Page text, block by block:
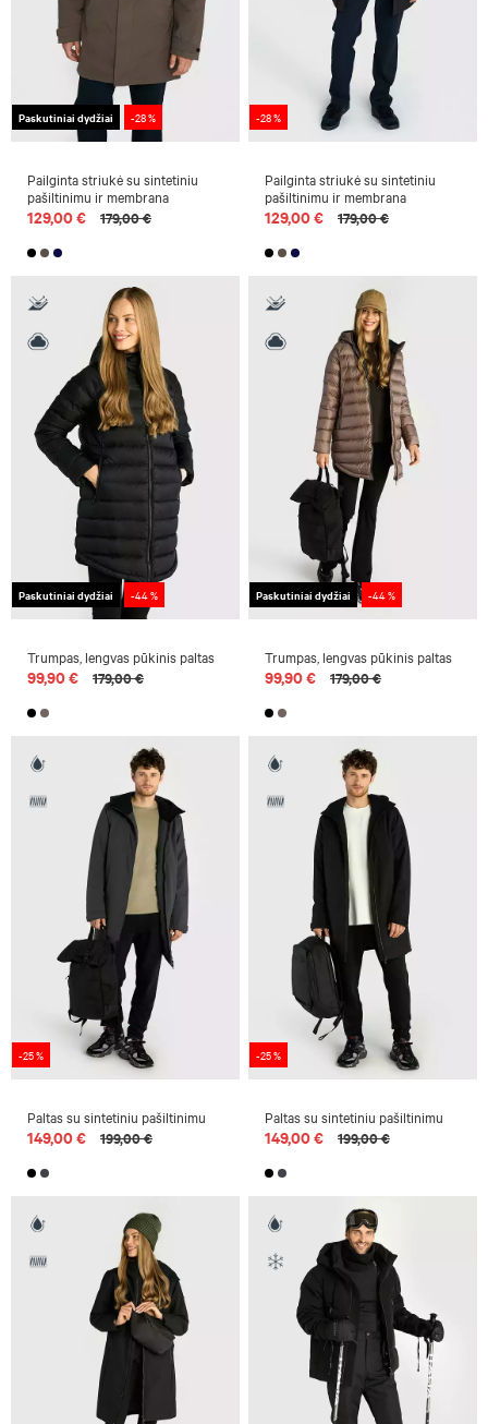
Paskutiniai dydžiai -28 %
Pailginta striukė su sintetiniu
pašiltinimu ir membrana
129,00 € 179,00 €
-28 %
Pailginta striukė su sintetiniu
pašiltinimu ir membrana
129,00 € 179,00 €
Paskutiniai dydžiai -44 %
Trumpas, lengvas pūkinis paltas
99,90 € 179,00 €
Paskutiniai dydžiai -44 %
Trumpas, lengvas pūkinis paltas
99,90 € 179,00 €
-25 %
Paltas su sintetiniu pašiltinimu
149,00 € 199,00 €
-25 %
Paltas su sintetiniu pašiltinimu
149,00 € 199,00 €